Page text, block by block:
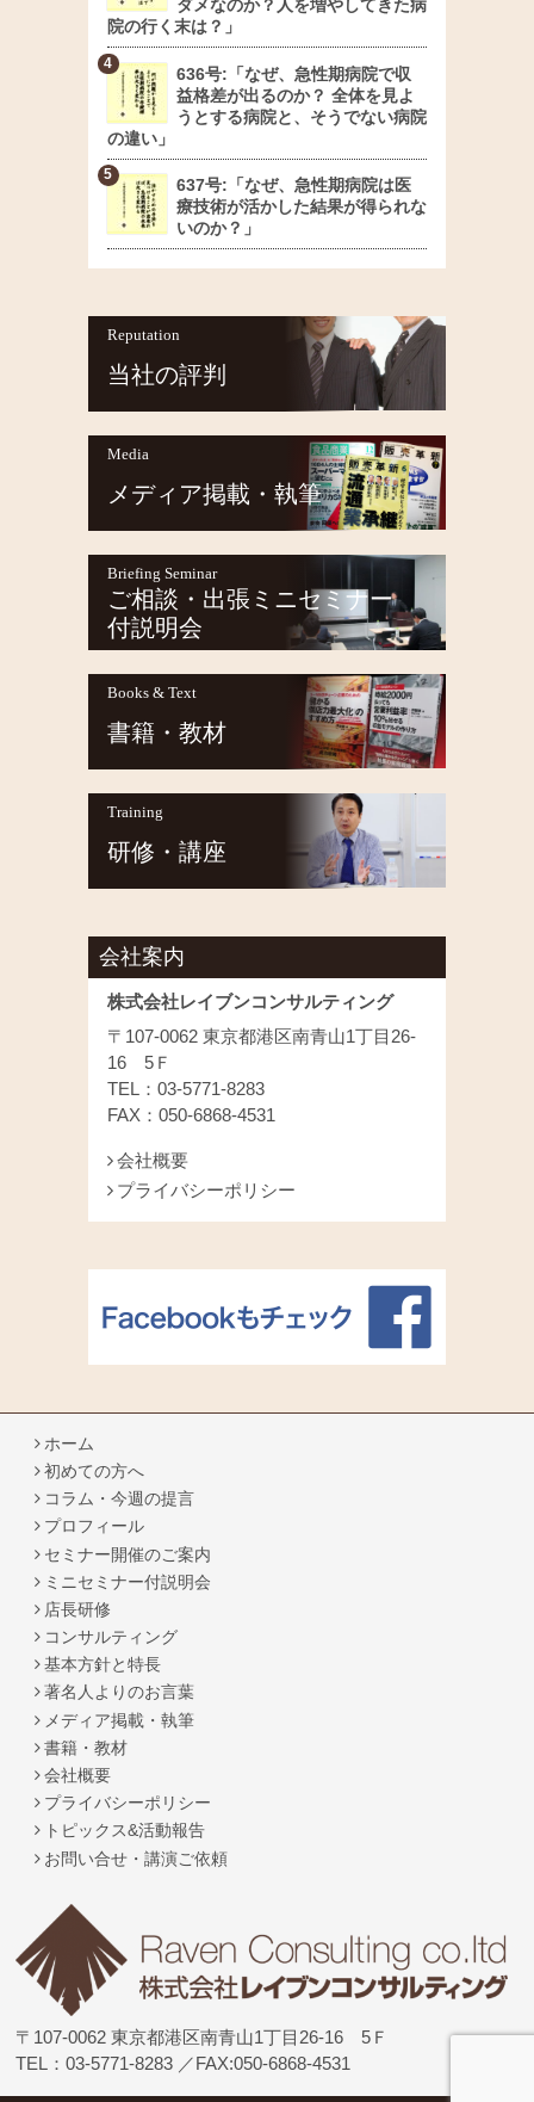
ダメなのか？人を増やしてきた病
院の行く末は？」
636号:「なぜ、急性期病院で収
益格差が出るのか？ 全体を見よ
うとする病院と、そうでない病院
の違い」
637号:「なぜ、急性期病院は医
療技術が活かした結果が得られな
いのか？」
Reputation
当社の評判
Media
メディア掲載・執筆
Briefing Seminar
ご相談・出張ミニセミナー
付説明会
Books & Text
書籍・教材
Training
研修・講座
会社案内
株式会社レイブンコンサルティング
〒107-0062 東京都港区南青山1丁目26-
16 5Ｆ
TEL：03-5771-8283
FAX：050-6868-4531
会社概要
プライバシーポリシー
ホーム
初めての方へ
コラム・今週の提言
プロフィール
セミナー開催のご案内
ミニセミナー付説明会
店長研修
コンサルティング
基本方針と特長
著名人よりのお言葉
メディア掲載・執筆
書籍・教材
会社概要
プライバシーポリシー
トピックス&活動報告
お問い合せ・講演ご依頼
〒107-0062 東京都港区南青山1丁目26-16 5Ｆ
TEL：03-5771-8283 ／FAX:050-6868-4531